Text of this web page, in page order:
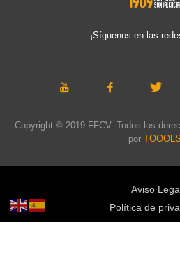
¡Síguenos en las
Copyright © 2019 FFCV. Todos los
por TOOOLS
Aviso
Política de
Política de